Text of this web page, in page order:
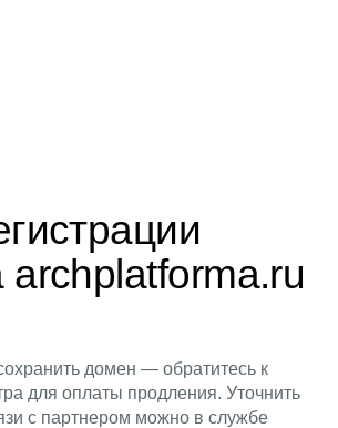
домен — обратитесь к
для оплаты продления. Уточнить
с партнером можно в службе